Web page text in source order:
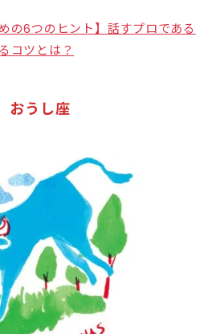
の6つのヒント】話すプロである
コツとは？
おうし座